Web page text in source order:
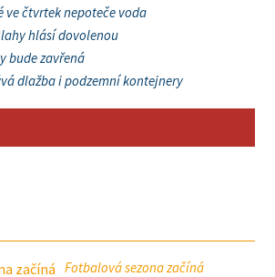
ve čtvrtek nepoteče voda
hlásí dovolenou
bude zavřená
dlažba i podzemní kontejnery
Fotbalová sezona začíná